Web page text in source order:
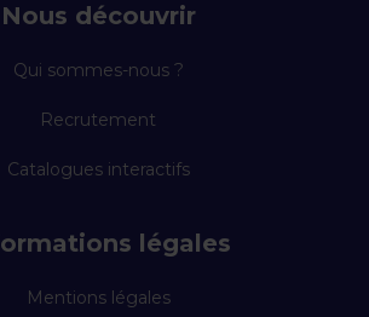
Nous découvrir
Qui sommes-nous ?
Recrutement
Catalogues interactifs
légales
Mentions légales